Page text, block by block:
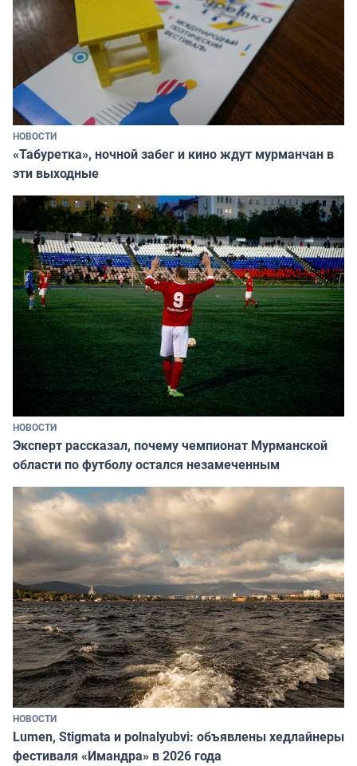
НОВОСТИ
«Табуретка», ночной забег и кино ждут мурманчан в
эти выходные
НОВОСТИ
Эксперт рассказал, почему чемпионат Мурманской
области по футболу остался незамеченным
НОВОСТИ
Lumen, Stigmata и polnalyubvi: объявлены хедлайнеры
фестиваля «Имандра» в 2026 года